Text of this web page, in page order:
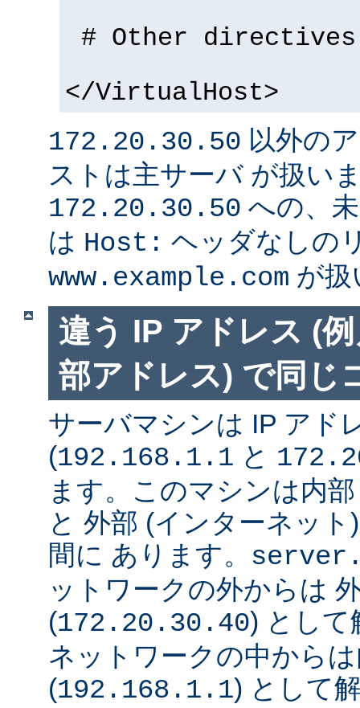
# Other
</VirtualHost>
172.20.30.50 以外の
ストは主サーバ が扱い
172.20.30.50 への、
は Host: ヘッダなしの
www.example.com が扱
違う IP アドレス (
部アドレス) で同じ
サーバマシンは IP アド
(192.168.1.1 と
ます。このマシンは内
と 外部 (インターネッ
間に あります。
ットワークの外からは
(172.20.30.40) として
ネットワークの中から
(192.168.1.1) として